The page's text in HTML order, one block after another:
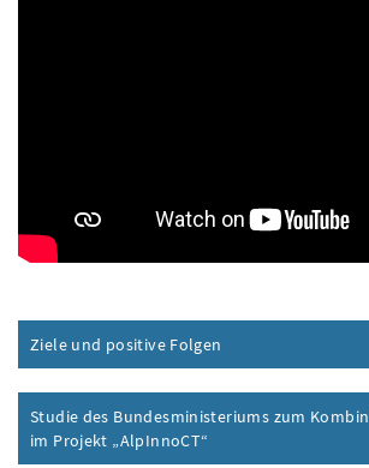
Ziele und positive Folgen
Studie des Bundesministeriums zum
im Projekt „AlpInnoCT“